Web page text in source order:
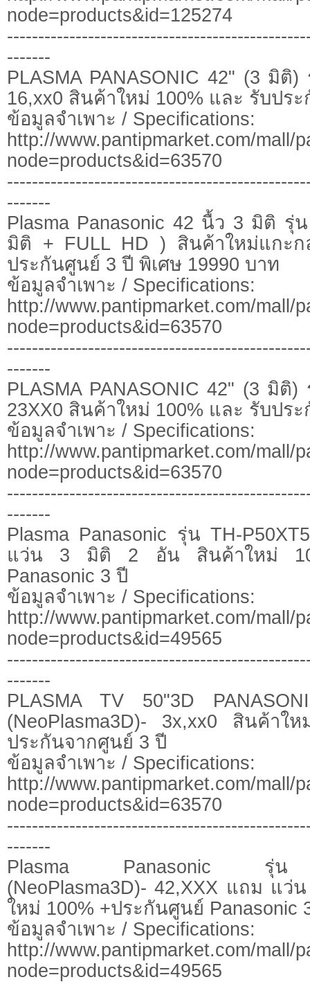
node=products&id=125274
-------
PLASMA PANASONIC 42" (3 มิติ
16,xx0 สินค้าใหม่ 100% และ รับปร
ข้อมูลจำเพาะ / Specifications:
http://www.pantipmarket.com/mall/
node=products&id=63570
-------
Plasma Panasonic 42 นื้ว 3 มิติ รุ่
มิติ + FULL HD ) สินค้าใหม่แกะ
ประกันศูนย์ 3 ปี พิเศษ 19990 บาท
ข้อมูลจำเพาะ / Specifications:
http://www.pantipmarket.com/mall/
node=products&id=63570
-------
PLASMA PANASONIC 42" (3 มิติ)
23XX0 สินค้าใหม่ 100% และ รับปร
ข้อมูลจำเพาะ / Specifications:
http://www.pantipmarket.com/mall/
node=products&id=63570
-------
Plasma Panasonic รุ่น TH-
แว่น 3 มิติ 2 อัน สินค้าใหม่
Panasonic 3 ปี
ข้อมูลจำเพาะ / Specifications:
http://www.pantipmarket.com/mall/
node=products&id=49565
-------
PLASMA TV 50"3D
(NeoPlasma3D)- 3x,xx0 สินค้า
ประกันจากศูนย์ 3 ปี
ข้อมูลจำเพาะ / Specifications:
http://www.pantipmarket.com/mall/
node=products&id=63570
-------
Plasma Panasonic รุ่น
(NeoPlasma3D)- 42,XXX แถม แ
ใหม่ 100% +ประกันศูนย์ Panasonic
ข้อมูลจำเพาะ / Specifications:
http://www.pantipmarket.com/mall/
node=products&id=49565